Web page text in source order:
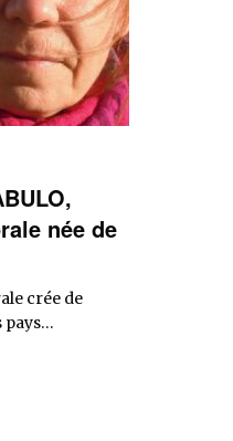
née de
crée de
pays…